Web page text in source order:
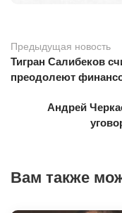
Предыдущая новость
Тигран Салибеков
преодолеют
Андрей
Вам также